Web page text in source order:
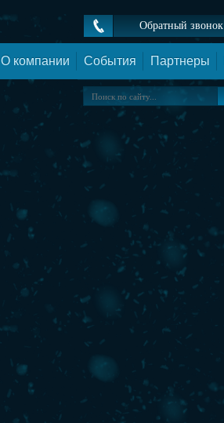
О компании События Партнеры
Обратный звонок